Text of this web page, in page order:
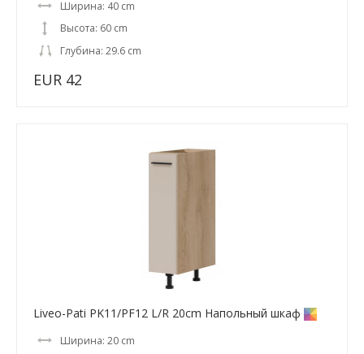
Ширина: 40 cm
Высота: 60 cm
Глубина: 29.6 cm
EUR 42
Liveo-Pati PK11/PF12 L/R 20cm Напольный шкаф
Ширина: 20 cm